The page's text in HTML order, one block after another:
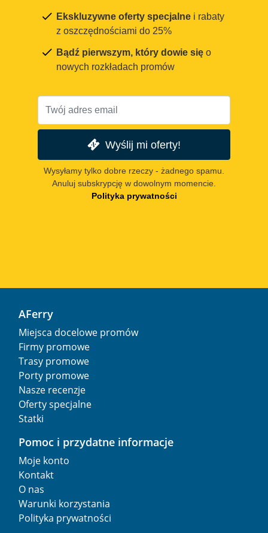
Ekskluzywne oferty specjalne i rabaty
z oszczędnościami do 25%
Bądź pierwszym, który dowie się o
nowych rozkładach promów
Wyślij mi oferty!
Wysyłamy tylko dobre rzeczy - żadnego spamu.
Anuluj subskrypcję w dowolnym momencie.
Polityka prywatności
AFerry
Miejsca docelowe promów
Firmy promowe
Trasy promowe
Porty promowe
Nasze recenzje
Oferty specjalne
Statki
Pomoc i przydatne informacje
Moje konto
Kontakt
O nas
Warunki korzystania
Polityka prywatności